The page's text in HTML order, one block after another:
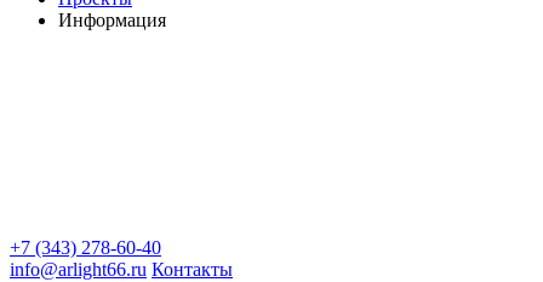
Информация
+7 (343) 278-60-40
info@arlight66.ru Контакты